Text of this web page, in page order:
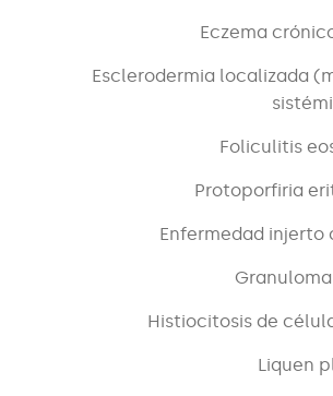
Eczema
Esclerodermia localizada
Foliculitis
Protoporfiria
Enfermedad injerto
Histiocitosis de
Liquen